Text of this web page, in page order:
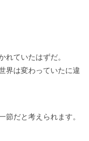
れていたはずだ。
界は変わっていたに違
節だと考えられます。